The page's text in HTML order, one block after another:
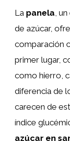
La panela,
de azúcar,
comparación
primer lugar,
como hierro,
diferencia de
carecen de
índice
azúcar en